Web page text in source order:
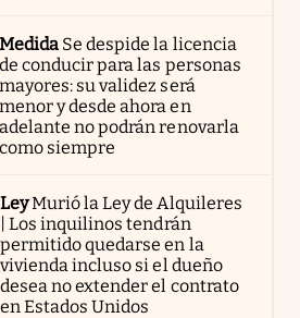
Medida Se despide la licencia
de conducir para las personas
mayores: su validez será
menor y desde ahora en
adelante no podrán renovarla
como siempre
LeyMurió la Ley de Alquileres
| Los inquilinos tendrán
permitido quedarse en la
vivienda incluso si el dueño
desea no extender el contrato
en Estados Unidos